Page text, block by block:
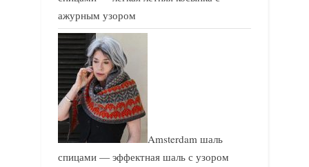
ажурным узором
Amsterdam шаль
спицами — эффектная шаль с узором